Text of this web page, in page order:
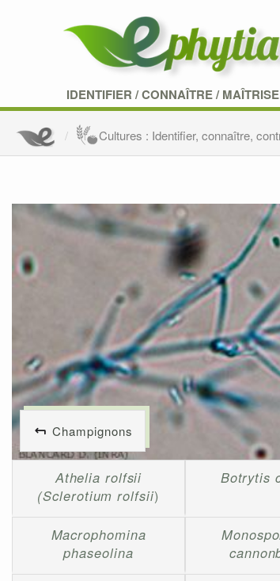
IDENTIFIER /CONNAÎTRE/
Cultures : Identifier, connaître,
Champignons
Athelia rolfsii
(Sclerotium rolfsii)
Botrytis
Macrophomina
phaseolina